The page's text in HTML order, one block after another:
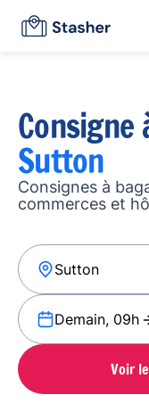
Consigne
Sutton
Consignes à
commerces et
Demain, 09h
Voir